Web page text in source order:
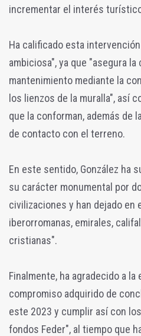
incrementar el interés
Ha calificado esta
ambiciosa", ya que "asegura
mantenimiento mediante la
los lienzos de la muralla", así
que la conforman, además de
de contacto con el terreno.
En este sentido, González ha
su carácter monumental por
civilizaciones y han dejado en
iberorromanas, emirales,
cristianas".
Finalmente, ha agradecido a
compromiso adquirido de
este 2023 y cumplir así con
fondos Feder", al tiempo que